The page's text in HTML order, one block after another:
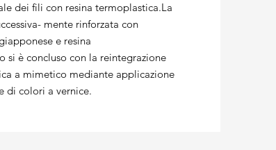
dei fili con resina termoplastica.La
mente rinforzata con
e resina
si è concluso con la reintegrazione
a mimetico mediante applicazione
di colori a vernice.